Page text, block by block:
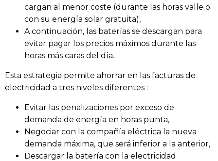
cargan al menor coste (durante las horas valle o
con su energía solar gratuita),
A continuación, las baterías se descargan para
evitar pagar los precios máximos durante las
horas más caras del día.
Esta estrategia permite ahorrar en las facturas de
electricidad a tres niveles diferentes :
Evitar las penalizaciones por exceso de
demanda de energía en horas punta,
Negociar con la compañía eléctrica la nueva
demanda máxima, que será inferior a la anterior,
Descargar la batería con la electricidad